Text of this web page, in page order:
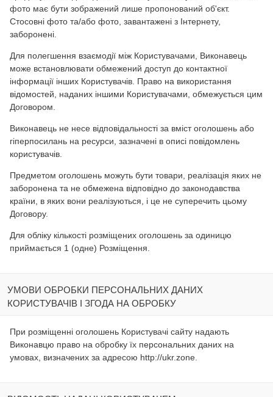
фото має бути зображений лише пропонований об'єкт.
Стосовні фото та/або фото, завантажені з Інтернету,
заборонені.
Для полегшення взаємодії між Користувачами, Виконавець
може встановлювати обмежений доступ до контактної
інформації інших Користувачів. Право на використання
відомостей, наданих іншими Користувачами, обмежується цим
Договором.
Виконавець не несе відповідальності за вміст оголошень або
гіперпосилань на ресурси, зазначені в описі повідомлень
користувачів.
Предметом оголошень можуть бути товари, реалізація яких не
заборонена та не обмежена відповідно до законодавства
країни, в яких вони реалізуються, і це не суперечить цьому
Договору.
Для обліку кількості розміщених оголошень за одиницю
приймається 1 (одне) Розміщення.
УМОВИ ОБРОБКИ ПЕРСОНАЛЬНИХ ДАНИХ
КОРИСТУВАЧІВ І ЗГОДА НА ОБРОБКУ
При розміщенні оголошень Користувачі сайту надають
Виконавцю право на обробку їх персональних даних на
умовах, визначених за адресою http://ukr.zone.